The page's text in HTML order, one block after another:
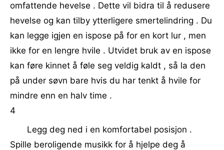
omfattende hevelse . Dette vil bidra til å redusere
hevelse og kan tilby ytterligere smertelindring . Du
kan legge igjen en ispose på for en kort lur , men
ikke for en lengre hvile . Utvidet bruk av en ispose
kan føre kinnet å føle seg veldig kaldt , så la den
på under søvn bare hvis du har tenkt å hvile for
mindre enn en halv time .
4
Legg deg ned i en komfortabel posisjon .
Spille beroligende musikk for å hjelpe deg å